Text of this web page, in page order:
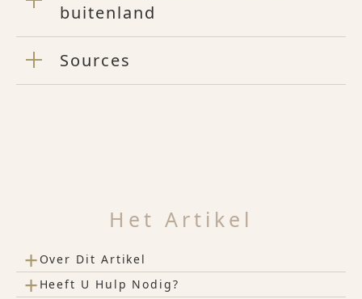
buitenland
Sources
Het Artikel
+ Over Dit Artikel
+ Heeft U Hulp Nodig?